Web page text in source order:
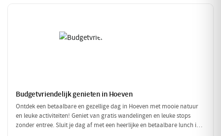
Budgetvriendelijk genieten in Hoeven
Ontdek een betaalbare en gezellige dag in Hoeven met mooie natuur
en leuke activiteiten! Geniet van gratis wandelingen en leuke stops
zonder entree. Sluit je dag af met een heerlijke en betaalbare lunch in